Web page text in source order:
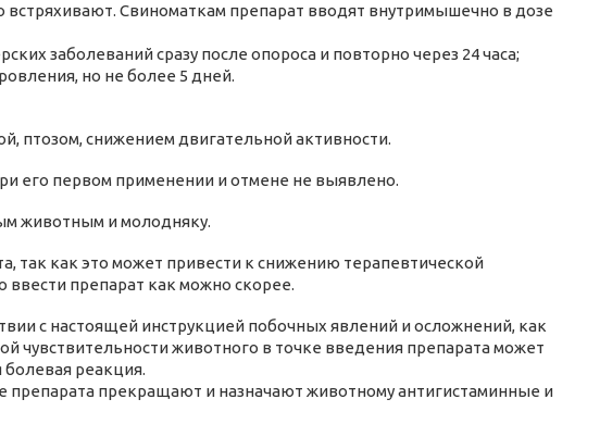
Свиноматкам препарат вводят внутримышечно в дозе
заболеваний сразу после опороса и повторно через 24 часа;
но не более 5 дней.
птозом, снижением двигательной активности.
его первом применении и отмене не выявлено.
животным и молодняку.
так как это может привести к снижению терапевтической
препарат как можно скорее.
с настоящей инструкцией побочных явлений и осложнений, как
чувствительности животного в точке введения препарата может
реакция.
препарата прекращают и назначают животному антигистаминные и